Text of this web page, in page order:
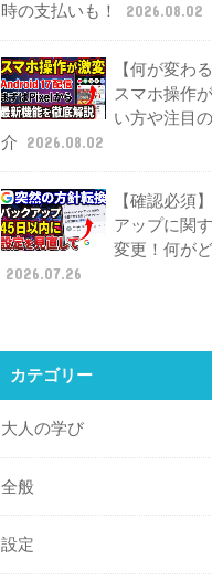
時の支払いも！
2026.08.02
【何が変わ
スマホ操作
い方や注目
介
2026.08.02
【確認必須
アップに関
変更！何が
2026.07.26
カテゴリー
大人の学び
全般
設定